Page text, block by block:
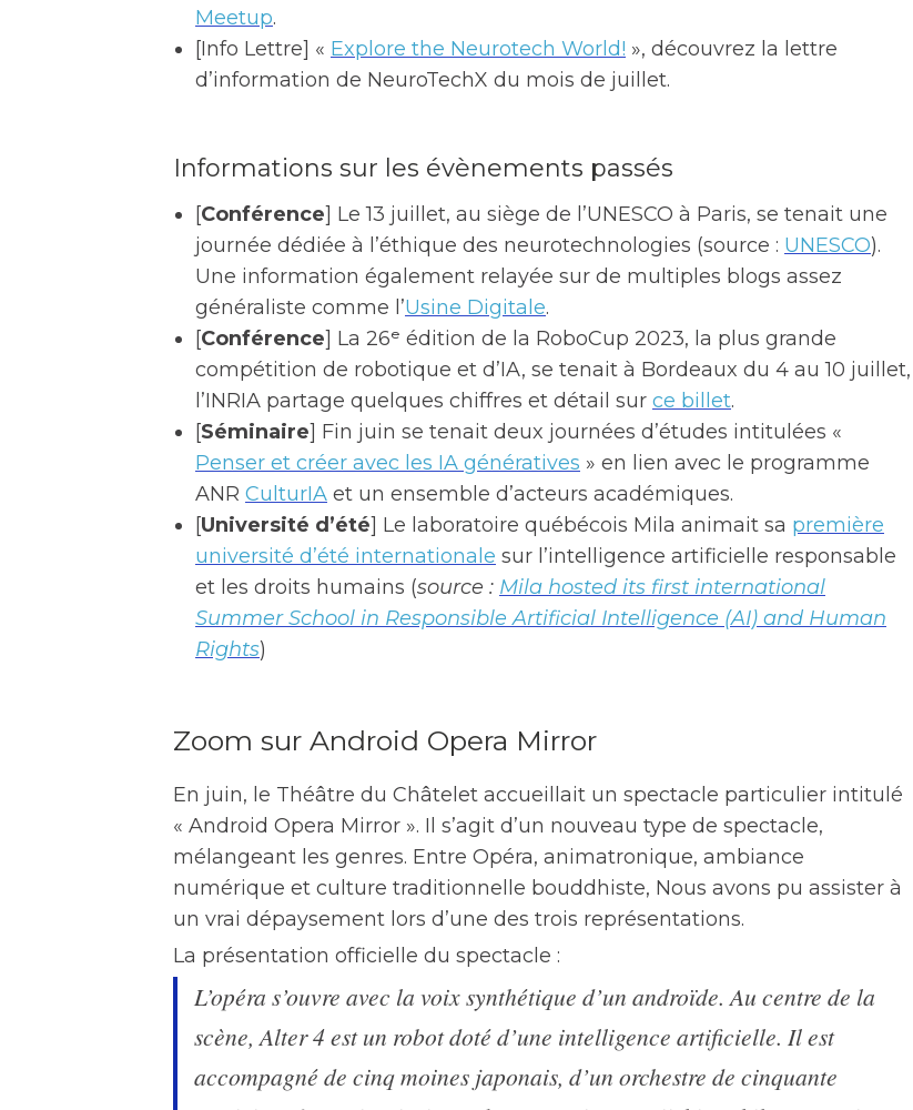
Meetup.
[Info Lettre] « Explore the Neurotech World! », découvrez la lettre
d’information de NeuroTechX du mois de juillet.
Informations sur les évènements passés
[Conférence] Le 13 juillet, au siège de l’UNESCO à Paris, se tenait une
journée dédiée à l’éthique des neurotechnologies (source : UNESCO).
Une information également relayée sur de multiples blogs assez
généraliste comme l’Usine Digitale.
[Conférence] La 26ᵉ édition de la RoboCup 2023, la plus grande
compétition de robotique et d’IA, se tenait à Bordeaux du 4 au 10 juillet,
l’INRIA partage quelques chiffres et détail sur ce billet.
[Séminaire] Fin juin se tenait deux journées d’études intitulées «
Penser et créer avec les IA génératives » en lien avec le programme
ANR CulturIA et un ensemble d’acteurs académiques.
[Université d’été] Le laboratoire québécois Mila animait sa première
université d’été internationale sur l’intelligence artificielle responsable
et les droits humains (source : Mila hosted its first international
Summer School in Responsible Artificial Intelligence (AI) and Human
Rights)
Zoom sur Android Opera Mirror
En juin, le Théâtre du Châtelet accueillait un spectacle particulier intitulé
« Android Opera Mirror ». Il s’agit d’un nouveau type de spectacle,
mélangeant les genres. Entre Opéra, animatronique, ambiance
numérique et culture traditionnelle bouddhiste, Nous avons pu assister à
un vrai dépaysement lors d’une des trois représentations.
La présentation officielle du spectacle :
L’opéra s’ouvre avec la voix synthétique d’un androïde. Au centre de la
scène, Alter 4 est un robot doté d’une intelligence artificielle. Il est
accompagné de cinq moines japonais, d’un orchestre de cinquante